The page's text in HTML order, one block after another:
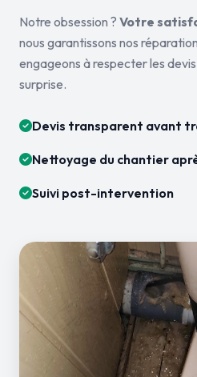
Notre obsession ? Votre
nous garantissons nos
engageons à respecter les
surprise.
Devis transparent avant
Nettoyage du chantier
Suivi post-intervention